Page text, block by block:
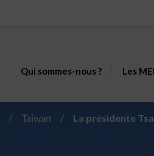
Qui sommes-nous ? Les
/ Taiwan / La présidente